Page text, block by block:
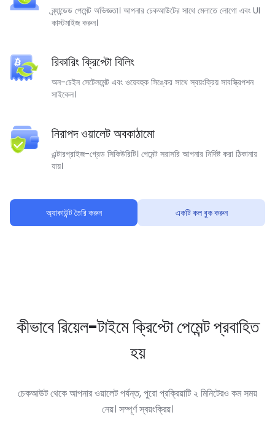
ব্র্যান্ডেড পেমেন্ট অভিজ্ঞতা। আপনার চেকআউটের সাথে মেলাতে লোগো এবং UI
কাস্টমাইজ করুন।
রিকারিং ক্রিপ্টো বিলিং
অন-চেইন সেটেলমেন্ট এবং ওয়েবহুক সিঙ্কের সাথে স্বয়ংক্রিয় সাবস্ক্রিপশন
সাইকেল।
নিরাপদ ওয়ালেট অবকাঠামো
এন্টারপ্রাইজ-গ্রেড সিকিউরিটি। পেমেন্ট সরাসরি আপনার নির্দিষ্ট করা ঠিকানায়
যায়।
অ্যাকাউন্ট তৈরি করুন একটি কল বুক করুন
কীভাবে রিয়েল-টাইমে ক্রিপ্টো পেমেন্ট প্রবাহিত
হয়
চেকআউট থেকে আপনার ওয়ালেট পর্যন্ত, পুরো প্রক্রিয়াটি ২ মিনিটেরও কম সময়
নেয়। সম্পূর্ণ স্বয়ংক্রিয়।